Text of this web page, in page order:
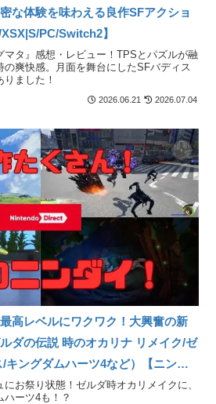
な体験を味わえる良作SFアクショ
PC/Switch2】
マタ』感想・レビュー！TPSとパズルが融
爽快感。月面を舞台にしたSFバディス
りました！
2026.06.21 2026.07.04
高レベルにワクワク！大興奮の新
ダの伝説 時のオカリナ リメイク/ゼ
キングダムハーツ4など）【ニンテ
発表まとめ】
お祭り状態！ゼルダ時オカリメイクに、
ーツ4も！？